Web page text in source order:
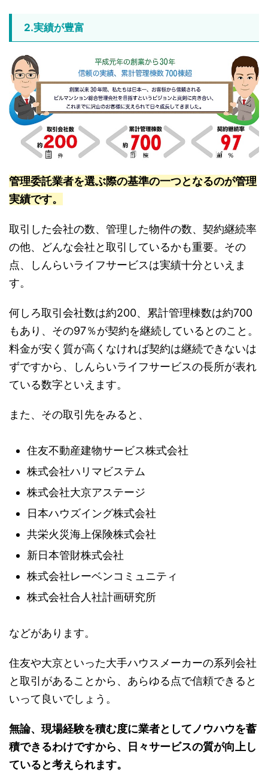
2.実績が豊富
管理委託業者を選ぶ際の基準の一つとなるのが管理
実績です。
取引した会社の数、管理した物件の数、契約継続率
の他、どんな会社と取引しているかも重要。その
点、しんらいライフサービスは実績十分といえま
す。
何しろ取引会社数は約200、累計管理棟数は約700
もあり、その97％が契約を継続しているとのこと。
料金が安く質が高くなければ契約は継続できないは
ずですから、しんらいライフサービスの長所が表れ
ている数字といえます。
また、その取引先をみると、
住友不動産建物サービス株式会社
株式会社ハリマビステム
株式会社大京アステージ
日本ハウズイング株式会社
共栄火災海上保険株式会社
新日本管財株式会社
株式会社レーベンコミュニティ
株式会社合人社計画研究所
などがあります。
住友や大京といった大手ハウスメーカーの系列会社
と取引があることから、あらゆる点で信頼できると
いって良いでしょう。
無論、現場経験を積む度に業者としてノウハウを蓄
積できるわけですから、日々サービスの質が向上し
ていると考えられます。